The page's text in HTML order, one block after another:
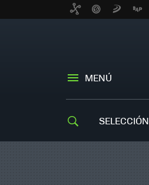
MENÚ
SELECCIÓN